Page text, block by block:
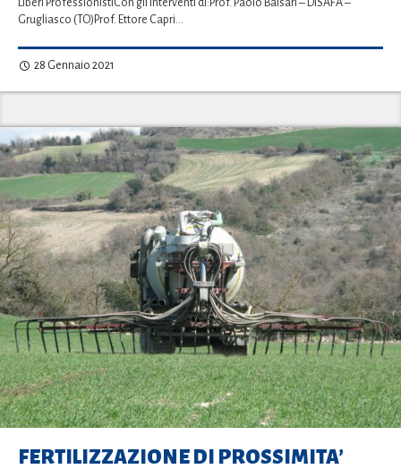
Grugliasco (TO)Prof. Ettore Capri…
28 Gennaio 2021
FERTILIZZAZIONE DI PROSSIMITA’